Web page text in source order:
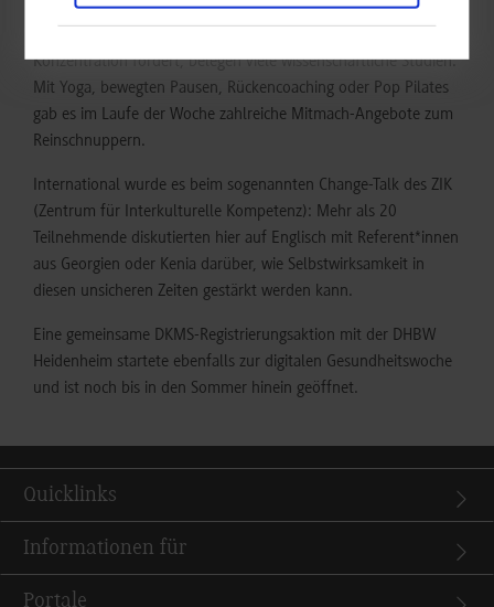
Konzentration fördert, belegen viele wissenschaftliche Studien.
Mit Yoga, bewegten Pausen, Rückencoaching oder Pop Pilates
gab es im Laufe der Woche zahlreiche Mitmach-Angebote zum
Reinschnuppern.
International wurde es beim sogenannten Change-Talk des ZIK
(Zentrum für Interkulturelle Kompetenz): Mehr als 20
Teilnehmende diskutierten hier auf Englisch mit Referent*innen
aus Georgien oder Kenia darüber, wie Selbstwirksamkeit in
diesen unsicheren Zeiten gestärkt werden kann.
Eine gemeinsame DKMS-Registrierungsaktion mit der DHBW
Heidenheim startete ebenfalls zur digitalen Gesundheitswoche
und ist noch bis in den Sommer hinein geöffnet.
Quicklinks
Informationen für
Portale